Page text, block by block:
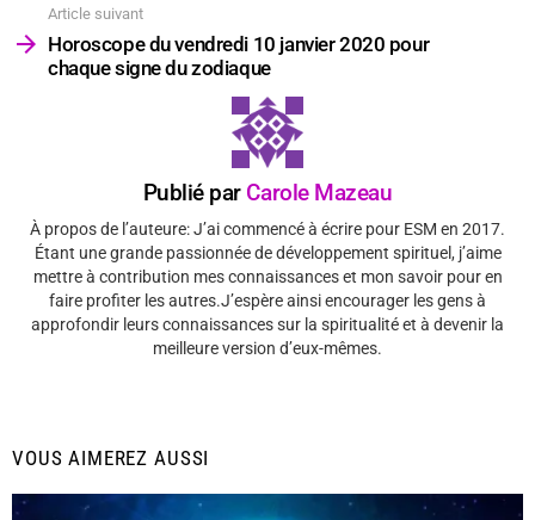
Article suivant
Horoscope du vendredi 10 janvier 2020 pour
chaque signe du zodiaque
Publié par Carole Mazeau
À propos de l’auteure: J’ai commencé à écrire pour ESM en 2017.
Étant une grande passionnée de développement spirituel, j’aime
mettre à contribution mes connaissances et mon savoir pour en
faire profiter les autres.J’espère ainsi encourager les gens à
approfondir leurs connaissances sur la spiritualité et à devenir la
meilleure version d’eux-mêmes.
VOUS AIMEREZ AUSSI